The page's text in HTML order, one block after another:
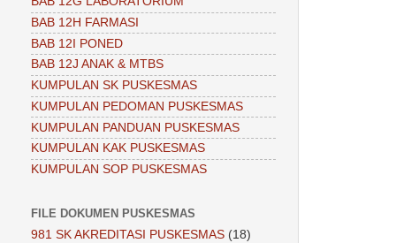
BAB 12H FARMASI
BAB 12I PONED
BAB 12J ANAK & MTBS
KUMPULAN SK PUSKESMAS
KUMPULAN PEDOMAN PUSKESMAS
KUMPULAN PANDUAN PUSKESMAS
KUMPULAN KAK PUSKESMAS
KUMPULAN SOP PUSKESMAS
FILE DOKUMEN PUSKESMAS
981 SK AKREDITASI PUSKESMAS (18)